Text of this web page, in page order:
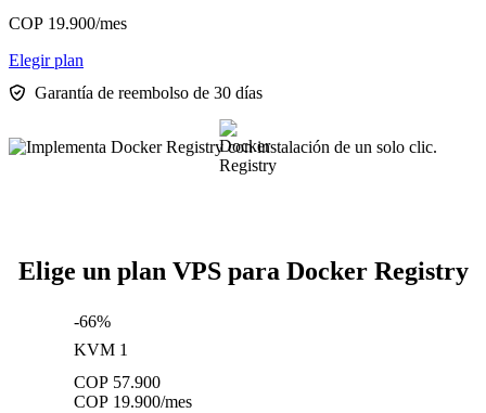
COP 19.900/mes
Elegir plan
Garantía de reembolso de 30 días
Elige un plan VPS para Docker Registry
-66%
KVM 1
COP 57.900
COP 19.900/mes